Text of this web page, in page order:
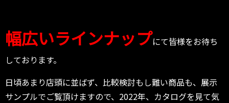
幅広いラインナップにて皆様をお待ち
しております。
日頃あまり店頭に並ばず、比較検討もし難い商品も、展示
サンプルでご覧頂けますので、2022年、カタログを見て気